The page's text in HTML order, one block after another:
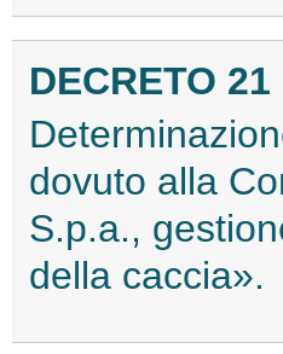
DECRETO
dovuto alla
S.p.a.,
della caccia».